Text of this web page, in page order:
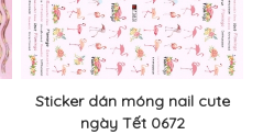
Sticker dán móng nail cute
ngày Tết 0672